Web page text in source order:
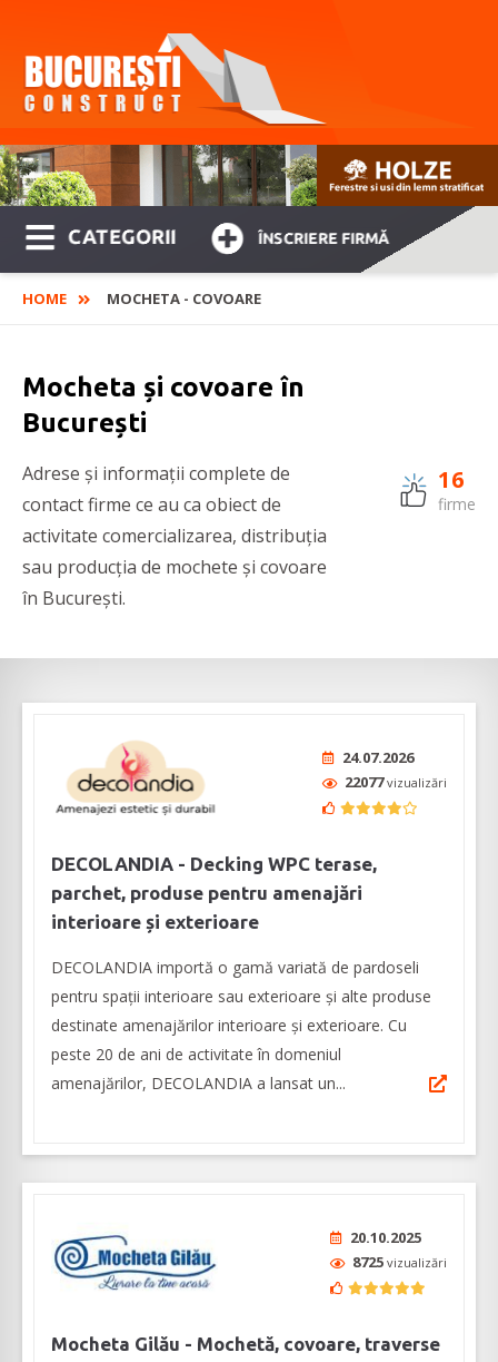
CATEGORII ÎNSCRIERE FIRMĂ
HOME MOCHETA - COVOARE
Mocheta și covoare în
București
Adrese și informații complete de
contact firme ce au ca obiect de
activitate comercializarea, distribuția
sau producția de mochete și covoare
în București.
16
firme
24.07.2026
22077vizualizări
DECOLANDIA - Decking WPC terase,
parchet, produse pentru amenajări
interioare și exterioare
DECOLANDIA importă o gamă variată de pardoseli
pentru spații interioare sau exterioare și alte produse
destinate amenajărilor interioare și exterioare. Cu
peste 20 de ani de activitate în domeniul
amenajărilor, DECOLANDIA a lansat un...
20.10.2025
8725 vizualizări
Mocheta Gilău - Mochetă, covoare, traverse